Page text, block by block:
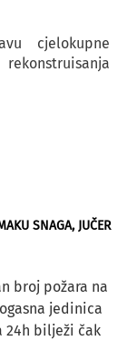
cjelokupne
SNAGA, JUČER
broj požara na
jedinica
24h bilježi čak